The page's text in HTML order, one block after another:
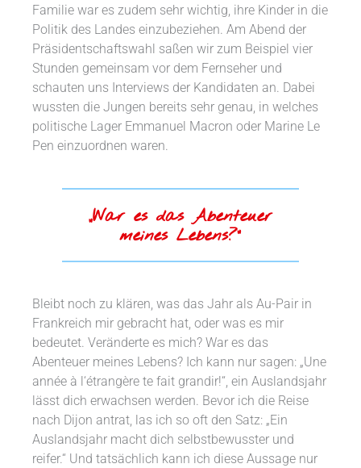
Familie war es zudem sehr wichtig, ihre Kinder in die
Politik des Landes einzubeziehen. Am Abend der
Präsidentschaftswahl saßen wir zum Beispiel vier
Stunden gemeinsam vor dem Fernseher und
schauten uns Interviews der Kandidaten an. Dabei
wussten die Jungen bereits sehr genau, in welches
politische Lager Emmanuel Macron oder Marine Le
Pen einzuordnen waren.
„War es das Abenteuer
meines Lebens?“
Bleibt noch zu klären, was das Jahr als Au-Pair in
Frankreich mir gebracht hat, oder was es mir
bedeutet. Veränderte es mich? War es das
Abenteuer meines Lebens? Ich kann nur sagen: „Une
année à l‘étrangère te fait grandir!“, ein Auslandsjahr
lässt dich erwachsen werden. Bevor ich die Reise
nach Dijon antrat, las ich so oft den Satz: „Ein
Auslandsjahr macht dich selbstbewusster und
reifer.“ Und tatsächlich kann ich diese Aussage nur